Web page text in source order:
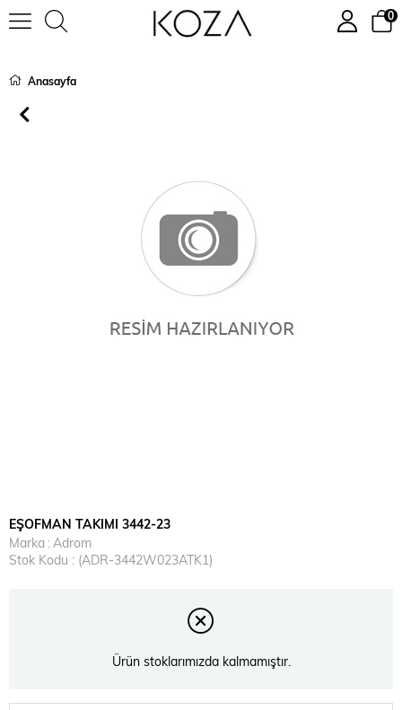
0
Anasayfa
EŞOFMAN TAKIMI 3442-23
Marka :Adrom
Stok Kodu
(ADR-3442W023ATK1)
Ürün stoklarımızda kalmamıştır.